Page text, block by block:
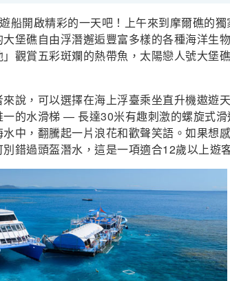
船開啟精彩的一天吧！上午來到摩爾礁的
堡礁自由浮潛邂逅豐富多樣的各種海洋生
觀賞五彩斑斕的熱帶魚，太陽戀人號大堡
說，可以選擇在海上浮臺乘坐直升機遨遊
的水滑梯 — 長達30米有趣刺激的螺旋式
中，翻騰起一片浪花和歡聲笑語。如果想
錯過頭盔潛水，這是一項適合12歲以上遊